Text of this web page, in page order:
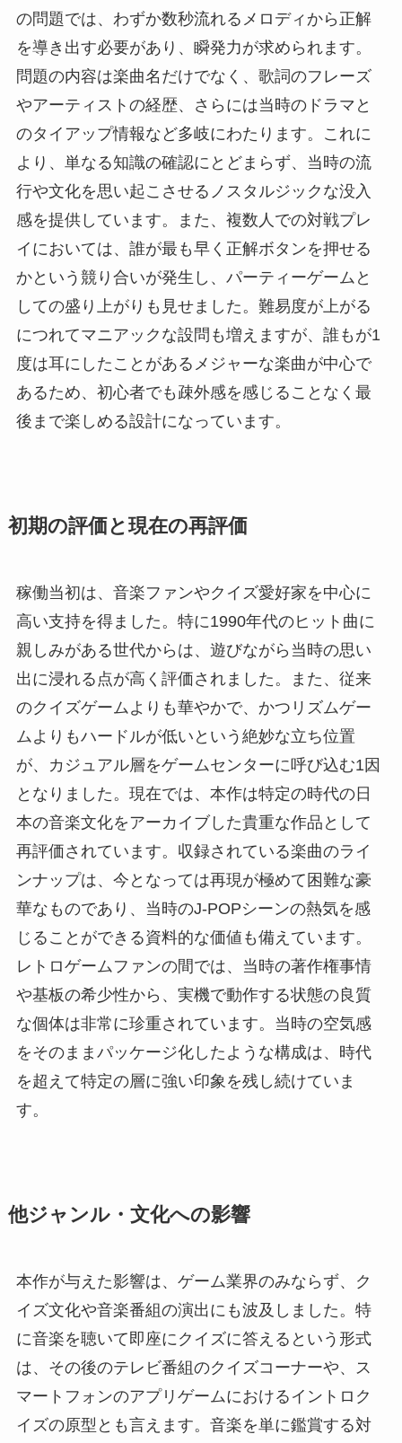
の問題では、わずか数秒流れるメロディから正解
を導き出す必要があり、瞬発力が求められます。
問題の内容は楽曲名だけでなく、歌詞のフレーズ
やアーティストの経歴、さらには当時のドラマと
のタイアップ情報など多岐にわたります。これに
より、単なる知識の確認にとどまらず、当時の流
行や文化を思い起こさせるノスタルジックな没入
感を提供しています。また、複数人での対戦プレ
イにおいては、誰が最も早く正解ボタンを押せる
かという競り合いが発生し、パーティーゲームと
しての盛り上がりも見せました。難易度が上がる
につれてマニアックな設問も増えますが、誰もが1
度は耳にしたことがあるメジャーな楽曲が中心で
あるため、初心者でも疎外感を感じることなく最
後まで楽しめる設計になっています。
初期の評価と現在の再評価
稼働当初は、音楽ファンやクイズ愛好家を中心に
高い支持を得ました。特に1990年代のヒット曲に
親しみがある世代からは、遊びながら当時の思い
出に浸れる点が高く評価されました。また、従来
のクイズゲームよりも華やかで、かつリズムゲー
ムよりもハードルが低いという絶妙な立ち位置
が、カジュアル層をゲームセンターに呼び込む1因
となりました。現在では、本作は特定の時代の日
本の音楽文化をアーカイブした貴重な作品として
再評価されています。収録されている楽曲のライ
ンナップは、今となっては再現が極めて困難な豪
華なものであり、当時のJ-POPシーンの熱気を感
じることができる資料的な価値も備えています。
レトロゲームファンの間では、当時の著作権事情
や基板の希少性から、実機で動作する状態の良質
な個体は非常に珍重されています。当時の空気感
をそのままパッケージ化したような構成は、時代
を超えて特定の層に強い印象を残し続けていま
す。
他ジャンル・文化への影響
本作が与えた影響は、ゲーム業界のみならず、ク
イズ文化や音楽番組の演出にも波及しました。特
に音楽を聴いて即座にクイズに答えるという形式
は、その後のテレビ番組のクイズコーナーや、ス
マートフォンのアプリゲームにおけるイントロク
イズの原型とも言えます。音楽を単に鑑賞する対